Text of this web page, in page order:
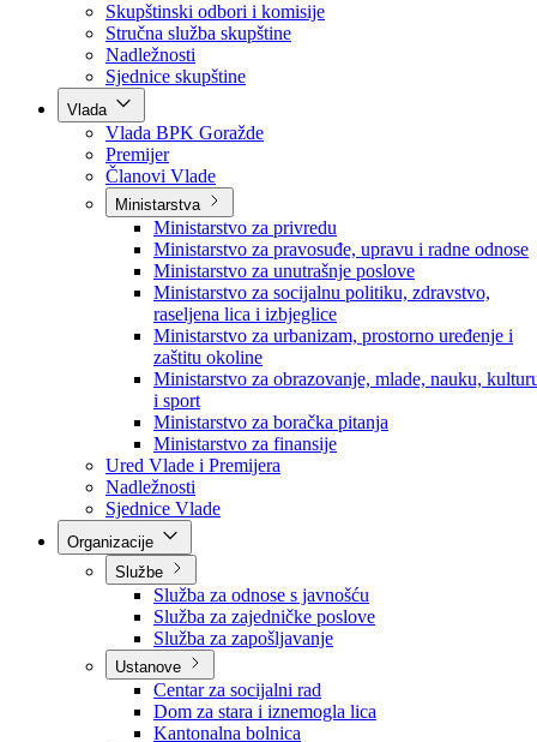
Poslanici po strankama
Poslanici po klubovima naroda
Kolegij skupštine
Skupštinski odbori i komisije
Stručna služba skupštine
Nadležnosti
Sjednice skupštine
Vlada
Vlada BPK Goražde
Premijer
Članovi Vlade
Ministarstva
Ministarstvo za privredu
Ministarstvo za pravosuđe, upravu i radne odnose
Ministarstvo za unutrašnje poslove
Ministarstvo za socijalnu politiku, zdravstvo,
raseljena lica i izbjeglice
Ministarstvo za urbanizam, prostorno uređenje i
zaštitu okoline
Ministarstvo za obrazovanje, mlade, nauku,
i sport
Ministarstvo za boračka pitanja
Ministarstvo za finansije
Ured Vlade i Premijera
Nadležnosti
Sjednice Vlade
Službe
Služba za odnose s javnošću
Služba za zajedničke poslove
Služba za zapošljavanje
Ustanove